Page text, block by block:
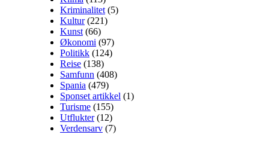
Kriminalitet (5)
Kultur(221)
Kunst (66)
Økonomi (97)
Politikk (124)
Reise (138)
Samfunn (408)
Spania (479)
Sponset artikkel (1)
Turisme (155)
Utflukter(12)
Verdensarv (7)